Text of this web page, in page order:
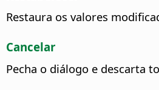
Restaura os valores
Cancelar
Pecha o diálogo e descarta